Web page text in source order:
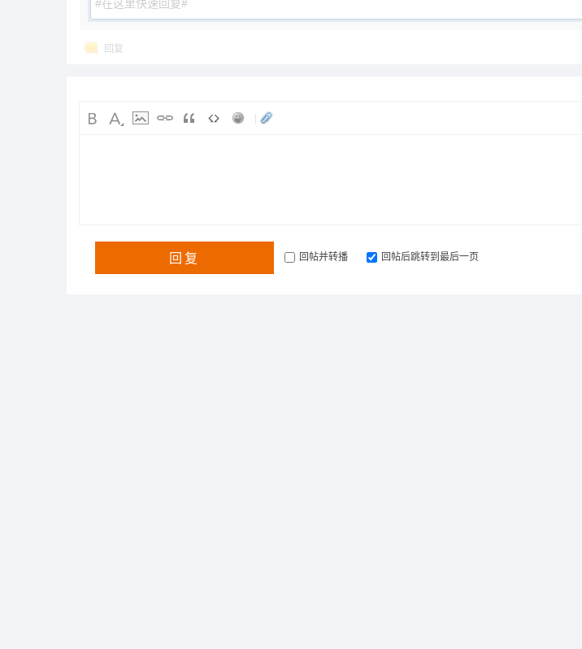
回复
回复 回帖并转播 回帖后跳转到最后一页